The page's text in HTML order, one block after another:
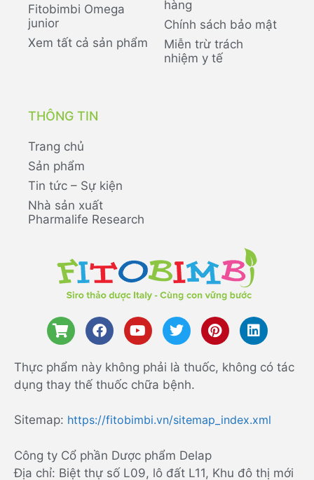
Fitobimbi Omega
junior
Xem tất cả sản phẩm
hàng
Chính sách bảo mật
Miễn trừ trách
nhiệm y tế
THÔNG TIN
Trang chủ
Sản phẩm
Tin tức – Sự kiện
Nhà sản xuất
Pharmalife Research
Thực phẩm này không phải là thuốc, không có tác
dụng thay thế thuốc chữa bệnh.
Sitemap: https://fitobimbi.vn/sitemap_index.xml
Công ty Cổ phần Dược phẩm Delap
Địa chỉ: Biệt thự số L09, lô đất L11, Khu đô thị mới